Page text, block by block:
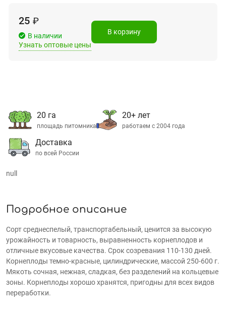
25 ₽
В наличии
Узнать оптовые цены
В корзину
20 га
площадь питомника
20+ лет
работаем с 2004 года
Доставка
по всей России
null
Подробное описание
Сорт среднеспелый, транспортабельный, ценится за высокую
урожайность и товарность, выравненность корнеплодов и
отличные вкусовые качества. Срок созревания 110-130 дней.
Корнеплоды темно-красные, цилиндрические, массой 250-600 г.
Мякоть сочная, нежная, сладкая, без разделений на кольцевые
зоны. Корнеплоды хорошо хранятся, пригодны для всех видов
переработки.